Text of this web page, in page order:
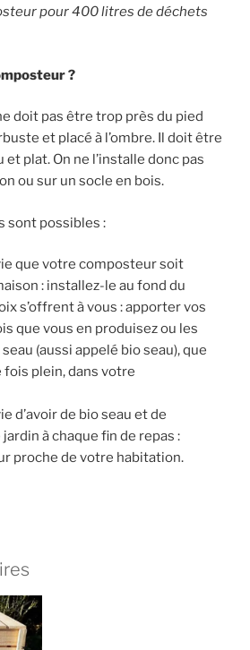
pour 400 litres de déchets
?
doit pas être trop près du pied
et placé à l’ombre. Il doit être
plat. On ne l’installe donc pas
ou sur un socle en bois.
sont possibles :
que votre composteur soit
: installez-le au fond du
s’offrent à vous : apporter vos
que vous en produisez ou les
(aussi appelé bio seau), que
plein, dans votre
d’avoir de bio seau et de
à chaque fin de repas :
proche de votre habitation.